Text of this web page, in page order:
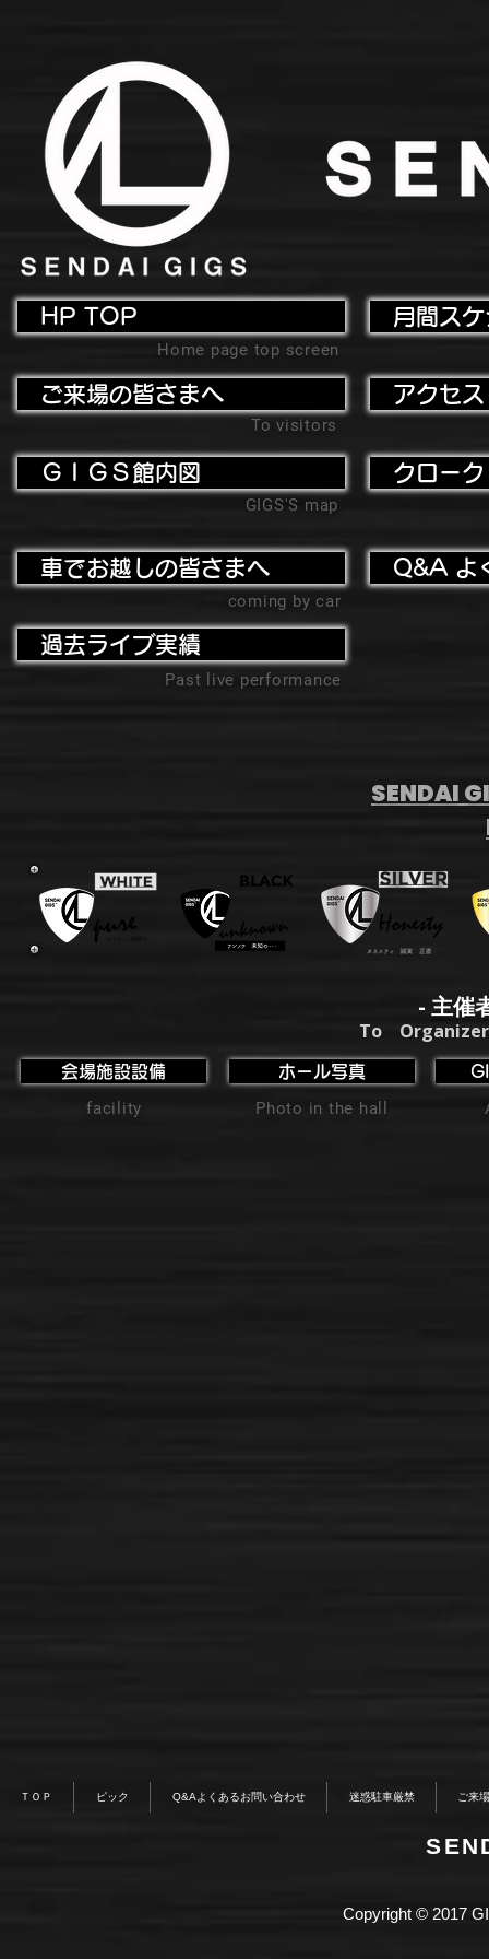
HP TOP
Home page top screen
ご来場の皆さまへ
To visitors
ＧＩＧＳ館内図
GIGS'S map
月間ス
アクセ
クローク
車でお越しの皆さまへ
coming by car
過去ライブ実績
Past live performance
Q&A よ
SENDAI
- 主催
To
会場施設設備
facility
ホール写真
Photo in the hall
ＴＯＰ ピック Q&Aよくあるお問い合わせ 迷惑駐車厳禁 ご来
Copyright © 2017